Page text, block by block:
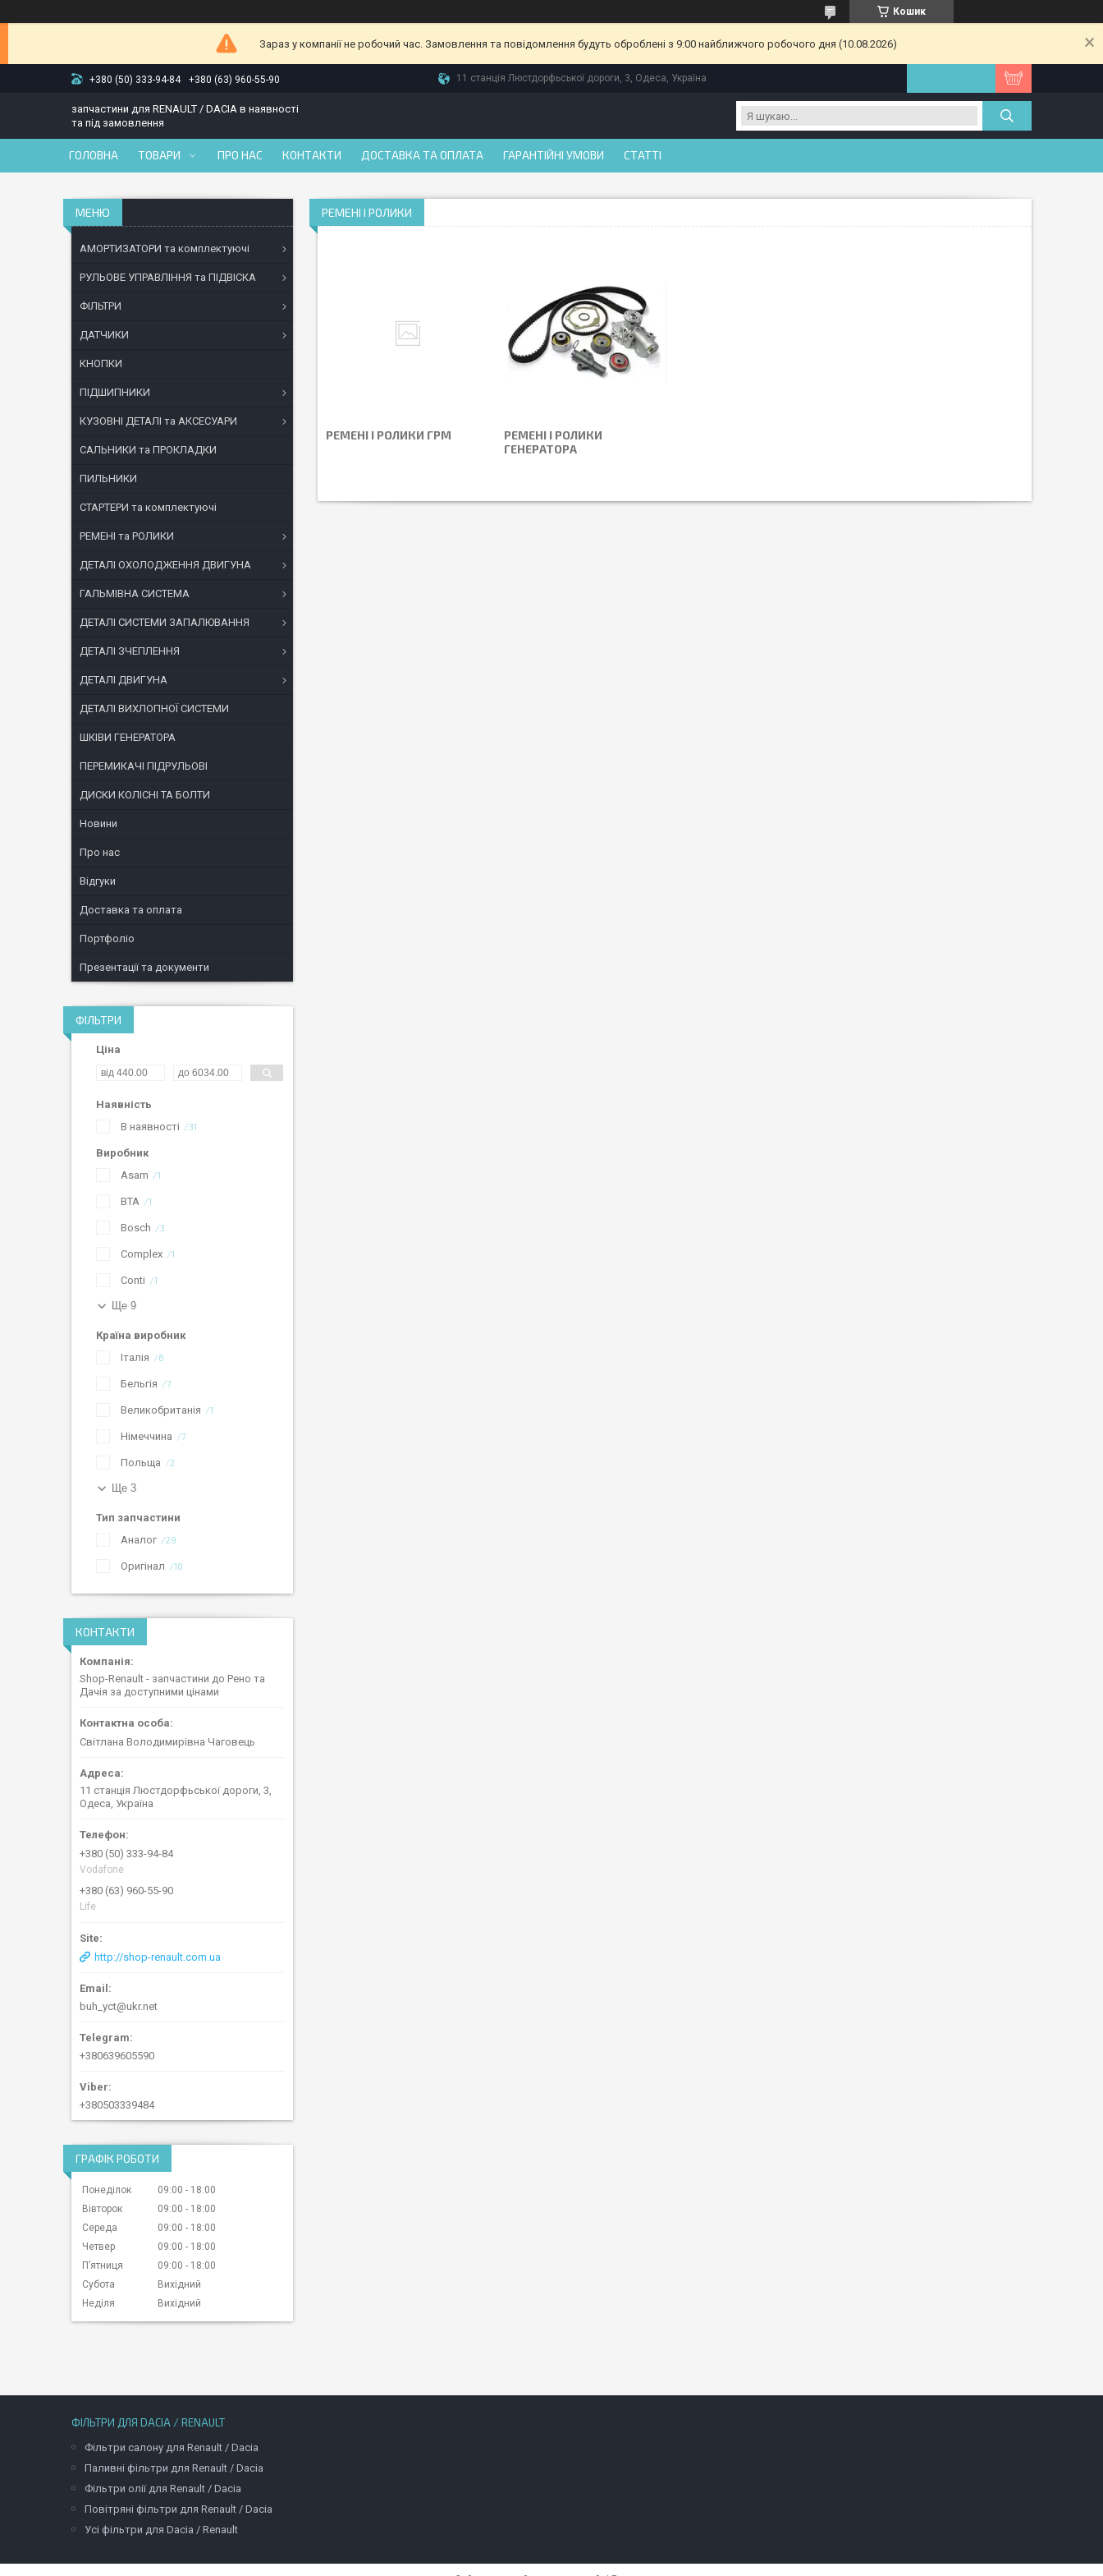
Кошик
Зараз у компанії не робочий час. Замовлення та повідомлення будуть оброблені з 9:00 найближчого робочого дня (10.08.2026)
+380 (50) 333-94-84 +380 (63) 960-55-90 11 станція Люстдорфьської дороги, 3, Одеса, Україна
запчастини для RENAULT / DACIA в наявності
та під замовлення
ГОЛОВНА ТОВАРИ ПРО НАС КОНТАКТИ ДОСТАВКА ТА ОПЛАТА ГАРАНТІЙНІ УМОВИ СТАТТІ
РЕМЕНІ І РОЛИКИ
РЕМЕНІ І РОЛИКИ ГРМ
РЕМЕНІ І РОЛИКИ
ГЕНЕРАТОРА
АМОРТИЗАТОРИ та комплектуючі
РУЛЬОВЕ УПРАВЛІННЯ та ПІДВІСКА
ФІЛЬТРИ
ДАТЧИКИ
КНОПКИ
ПІДШИПНИКИ
КУЗОВНІ ДЕТАЛІ та АКСЕСУАРИ
САЛЬНИКИ та ПРОКЛАДКИ
ПИЛЬНИКИ
СТАРТЕРИ та комплектуючі
РЕМЕНІ та РОЛИКИ
ДЕТАЛІ ОХОЛОДЖЕННЯ ДВИГУНА
ГАЛЬМІВНА СИСТЕМА
ДЕТАЛІ СИСТЕМИ ЗАПАЛЮВАННЯ
ДЕТАЛІ ЗЧЕПЛЕННЯ
ДЕТАЛІ ДВИГУНА
ДЕТАЛІ ВИХЛОПНОЇ СИСТЕМИ
ШКІВИ ГЕНЕРАТОРА
ПЕРЕМИКАЧІ ПІДРУЛЬОВІ
ДИСКИ КОЛІСНІ ТА БОЛТИ
Новини
Про нас
Відгуки
Доставка та оплата
Портфоліо
Презентації та документи
ФІЛЬТРИ
Ціна
Наявність
В наявності
31
Виробник
Asam
1
BTA 1
Bosch 3
Complex 1
Conti 1
Ще 9
Країна виробник
Італія
6
Бельгія 7
Великобританія 1
Німеччина 7
Польща 2
Ще 3
Тип запчастини
Аналог
29
Оригінал 10
КОНТАКТИ
Shop-Renault - запчастини до Рено та
Дачія за доступними цінами
Світлана Володимирівна Чаговець
11 станція Люстдорфьської дороги, 3,
Одеса, Україна
+380 (50) 333-94-84
Vodafone
+380 (63) 960-55-90
Life
http://shop-renault.com.ua
buh_yct@ukr.net
+380639605590
+380503339484
ГРАФІК РОБОТИ
Понеділок 09:00
18:00
Вівторок
09:00
18:00
Середа
09:00
18:00
Четвер
09:00
18:00
Пʼятниця
09:00
18:00
Субота
Вихідний
Неділя
Вихідний
ФІЛЬТРИ ДЛЯ DACIA / RENAULT
Фільтри салону для Renault / Dacia
Паливні фільтри для Renault / Dacia
Фільтри олії для Renault / Dacia
Повітряні фільтри для Renault / Dacia
Усі фільтри для Dacia / Renault